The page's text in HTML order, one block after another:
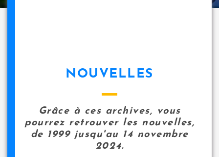
NOUVELLES
Grâce à ces archives, vous
pourrez retrouver les nouvelles,
de 1999 jusqu'au 14 novembre
2024.